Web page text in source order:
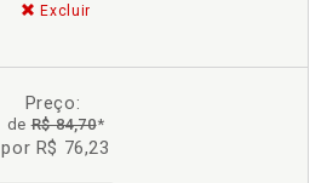
Excluir
Preço:
deR$ 84,70*
por R$ 76,23